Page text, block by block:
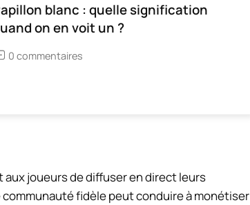
blanc : quelle signification
on en voit un ?
0 commentaires
joueurs de diffuser en direct leurs
fidèle peut conduire à monétiser